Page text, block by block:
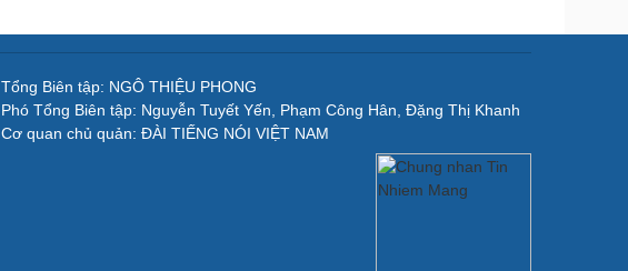
Tổng Biên tập: NGÔ THIỆU PHONG
Phó Tổng Biên tập: Nguyễn Tuyết Yến, Phạm Công Hân, Đặng Thị Khanh
Cơ quan chủ quản: ĐÀI TIẾNG NÓI VIỆT NAM